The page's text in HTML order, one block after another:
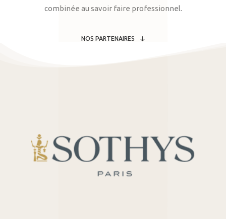
combinée au savoir faire professionnel.
NOS PARTENAIRES